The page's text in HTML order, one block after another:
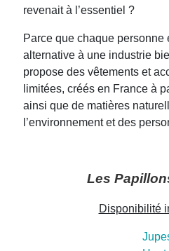
revenait à l’essentiel ?
Parce que chaque personne
alternative à une industrie
propose des vêtements et
limitées, créés en France à
ainsi que de matières
l’environnement et des
Les
Disponibilité